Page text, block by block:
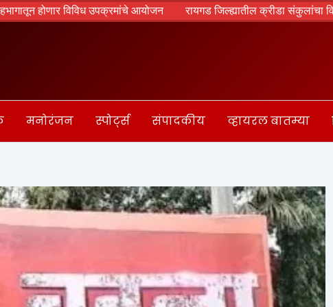
होणार विविध उपक्रमांचे आयोजन रायगड जिल्ह्यातील क्रीडा संकुलांचा विकास
मनोरंजन स्पोर्ट्स संपादकीय व्हायरल बातम्या